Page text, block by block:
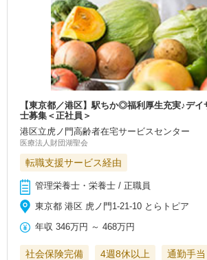
【東京都／港区】駅ちか◎福利厚生充実♪デ
士募集＜正社員＞
港区立虎ノ門高齢者在宅サービスセンター
医療法人財団湖聖会
転職支援サービス経由
管理栄養士・栄養士 / 正職員
東京都 港区 虎ノ門1-21-10 とらトピア
年収 346万円 ～468万円
社会保険完備 4週8休以上 通勤手当